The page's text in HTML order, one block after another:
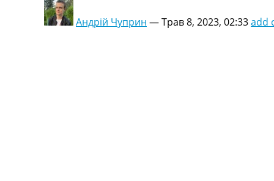
Андрій Чуприн —Трав 8, 2023, 02:33add